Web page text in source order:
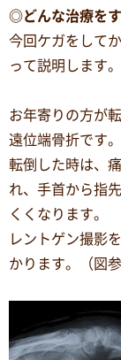
◎どんな治療をす
今回ケガをして
って説明します。
お年寄りの方が
遠位端骨折です。
転倒した時は、
れ、手首から指
くくなります。
レントゲン撮影
かります。（図参